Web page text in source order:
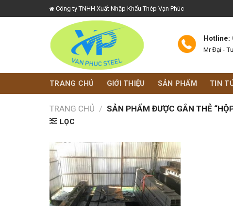
to
Công ty TNHH Xuất Nhập Khẩu Thép Vạn Phúc
Hotline:
Mr Đại -
TRANG CHỦ GIỚI THIỆU SẢN PHẨM TIN
TRANG CHỦ / SẢN PHẨM ĐƯỢC GẮN THẺ
LỌC